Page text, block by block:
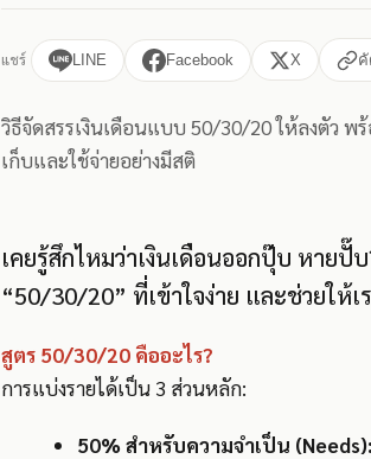
แชร์ LINE Facebook X คั
วิธีจัดสรรเงินเดือนแบบ 50/30/20 ให้ลงตัว พ
เก็บและใช้จ่ายอย่างมีสติ
เคยรู้สึกไหมว่าเงินเดือนออกปุ๊บ หายปั๊
“50/30/20” ที่เข้าใจง่าย และช่วยให้เ
สูตร 50/30/20 คืออะไร?
การแบ่งรายได้เป็น 3 ส่วนหลัก:
50% สำหรับความจำเป็น (Needs):